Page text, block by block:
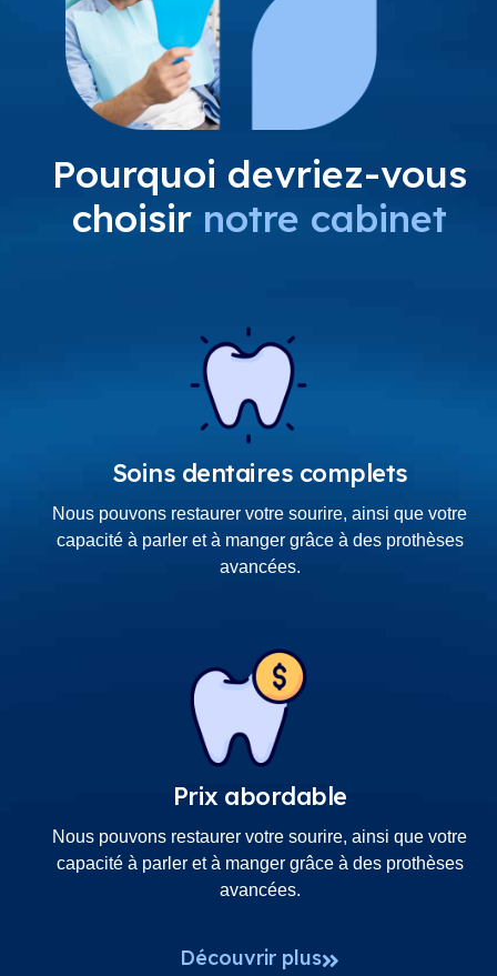
Pourquoi devriez-vous
choisir notre cabinet
Soins dentaires complets
Nous pouvons restaurer votre sourire, ainsi que votre
capacité à parler et à manger grâce à des prothèses
avancées.
Prix abordable
Nous pouvons restaurer votre sourire, ainsi que votre
capacité à parler et à manger grâce à des prothèses
avancées.
Découvrir plus